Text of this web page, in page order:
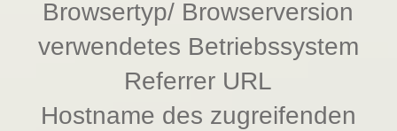
Browsertyp/ Browserversion
verwendetes Betriebssystem
Referrer URL
Hostname des zugreifenden